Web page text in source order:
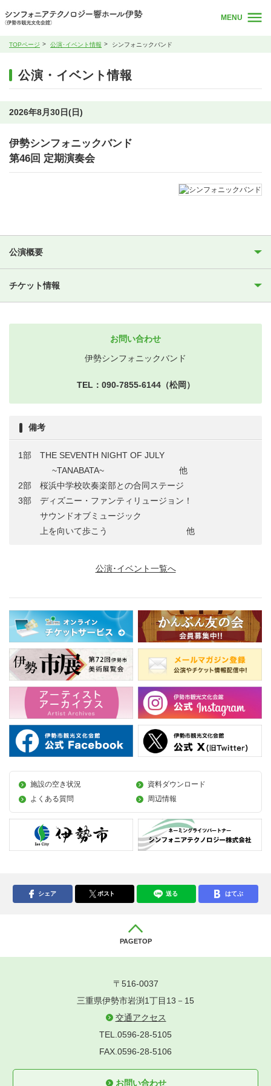
MENU
TOPページ 公演･イベント情報 シンフォニックバンド
公演・イベント情報
2026年8月30日(日)
伊勢シンフォニックバンド
第46回 定期演奏会
公演概要
チケット情報
お問い合わせ
伊勢シンフォニックバンド
TEL：090-7855-6144（松岡）
備考
1部 THE SEVENTH NIGHT OF JULY
~TANABATA~ 他
2部 桜浜中学校吹奏楽部との合同ステージ
3部 ディズニー・ファンティリュージョン！
サウンドオブミュージック
上を向いて歩こう 他
公演･イベント一覧へ
施設の空き状況
資料ダウンロード
よくある質問
周辺情報
シェア ポスト 送る はてぶ
PAGETOP
〒516-0037
三重県伊勢市岩渕1丁目13－15
交通アクセス
TEL.0596-28-5105
FAX.0596-28-5106
お問い合わせ